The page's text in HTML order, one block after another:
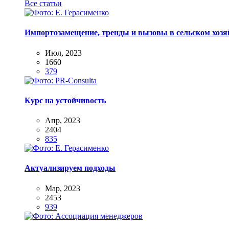
Все статьи
Импортозамещение, тренды и вызовы в сельском
Июл, 2023
1660
379
Курс на устойчивость
Апр, 2023
2404
835
Актуализируем подходы
Мар, 2023
2453
939